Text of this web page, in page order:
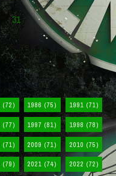
31
(72) 1986 (75) 1991 (71)
(77) 1997 (81) 1998 (78)
(71) 2009 (71) 2010 (75)
(79) 2021 (74) 2022 (72)